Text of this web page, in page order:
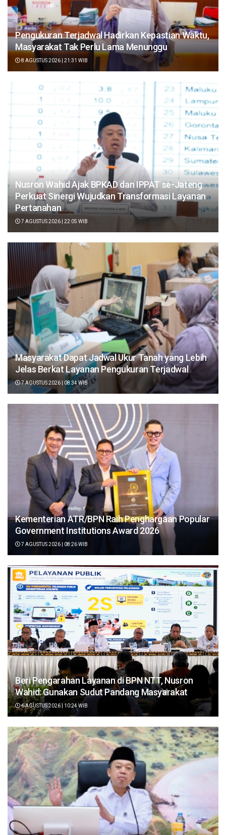
Pengukuran Terjadwal Hadirkan Kepastian Waktu,
Masyarakat Tak Perlu Lama Menunggu
8 AGUSTUS 2026 | 21:31 WIB
Nusron Wahid Ajak BPKAD dan IPPAT se-Jateng
Perkuat Sinergi Wujudkan Transformasi Layanan
Pertanahan
7 AGUSTUS 2026 | 22:05 WIB
Masyarakat Dapat Jadwal Ukur Tanah yang Lebih
Jelas Berkat Layanan Pengukuran Terjadwal
7 AGUSTUS 2026 | 08:34 WIB
Kementerian ATR/BPN Raih Penghargaan Popular
Government Institutions Award 2026
7 AGUSTUS 2026 | 08:26 WIB
Beri Pengarahan Layanan di BPN NTT, Nusron
Wahid: Gunakan Sudut Pandang Masyarakat
6 AGUSTUS 2026 | 10:24 WIB